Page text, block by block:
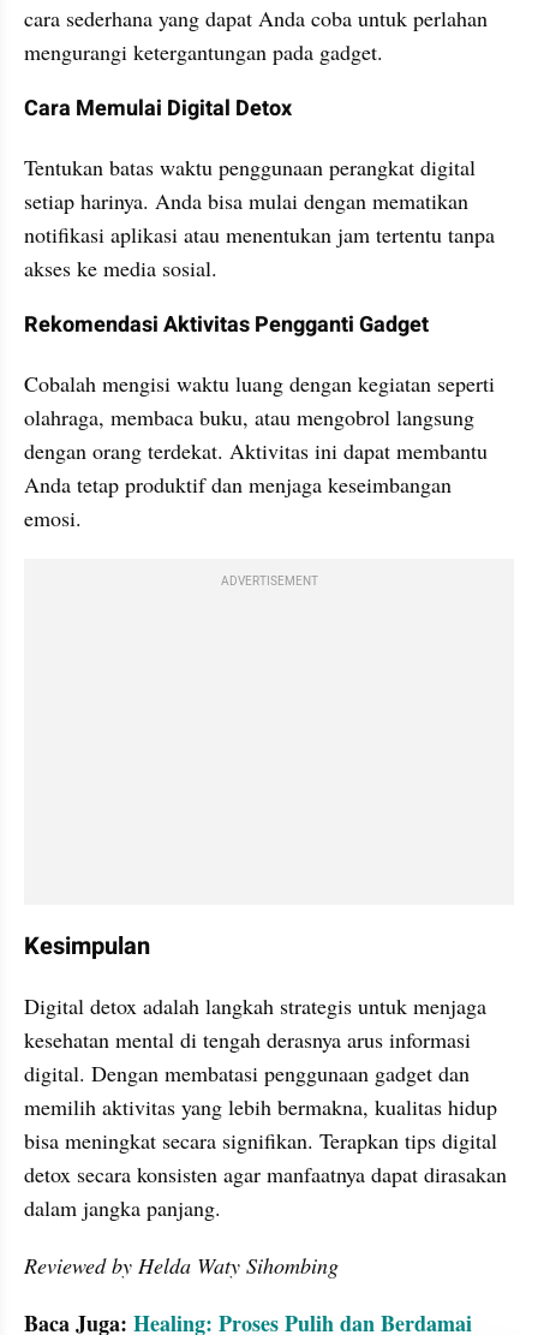
cara sederhana yang dapat Anda coba untuk perlahan
mengurangi ketergantungan pada gadget.
Cara Memulai Digital Detox
Tentukan batas waktu penggunaan perangkat digital
setiap harinya. Anda bisa mulai dengan mematikan
notifikasi aplikasi atau menentukan jam tertentu tanpa
akses ke media sosial.
Rekomendasi Aktivitas Pengganti Gadget
Cobalah mengisi waktu luang dengan kegiatan seperti
olahraga, membaca buku, atau mengobrol langsung
dengan orang terdekat. Aktivitas ini dapat membantu
Anda tetap produktif dan menjaga keseimbangan
emosi.
ADVERTISEMENT
Kesimpulan
Digital detox adalah langkah strategis untuk menjaga
kesehatan mental di tengah derasnya arus informasi
digital. Dengan membatasi penggunaan gadget dan
memilih aktivitas yang lebih bermakna, kualitas hidup
bisa meningkat secara signifikan. Terapkan tips digital
detox secara konsisten agar manfaatnya dapat dirasakan
dalam jangka panjang.
Reviewed by Helda Waty Sihombing
Baca Juga: Healing: Proses Pulih dan Berdamai